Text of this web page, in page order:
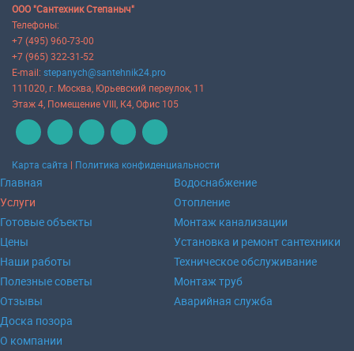
ООО "Сантехник Степаныч"
Телефоны:
+7 (495) 960-73-00
+7 (965) 322-31-52
E-mail: stepanych@santehnik24.pro
111020 , г. Москва Юрьевский переулок, 11
Этаж 4, Помещение VIII, К4, Офис 105
Карта сайта | Политика конфиденциальности
Главная
Услуги
Готовые объекты
Цены
Наши работы
Полезные советы
Отзывы
Доска позора
О компании
Водоснабжение
Отопление
Монтаж канализации
Установка и ремонт сантехники
Техническое обслуживание
Монтаж труб
Аварийная служба